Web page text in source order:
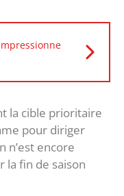
la cible prioritaire
pour diriger
n’est encore
la fin de saison